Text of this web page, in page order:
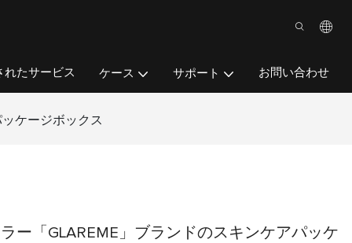
れたサービス ケース サポート お問い合わせ
ケージボックス
ー「GLAREME」ブランドのスキンケアパッケ